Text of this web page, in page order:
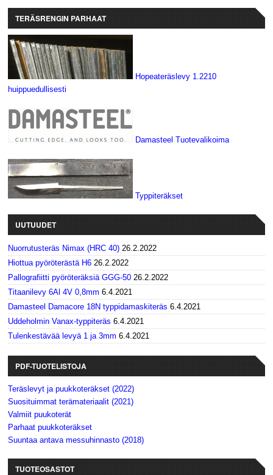
TERÄSRENGIN PARHAAT
Hopeateräslevy 1.2210
huippuedullisesti
Damasteel Tuotevalikoima
Typpiteräkset
UUTUUDET
Nuorrutusteräs Nimax (HRC 40) 26.2.2022
Hiottua pyöröterästä H6 26.2.2022
Pallografiitti pyöröteräksiä GGG-50 26.2.2022
Titaanilevy 6Al 4V 0,8mm 6.4.2021
Damasteel Damacore 18N typpidamaskiteräs 6.4.2021
Uddeholmin Vanax-typpiteräs 6.4.2021
Tulenkestävää levyä 1 ja 3mm 6.4.2021
PDF-TUOTELISTOJA
Teräslevyt ja puukkoteräkset (2022)
Suosituimmat terämateriaalit (2021)
Valmiit puukoterät
Parhaat puukkoteräkset
Suuntaa antava messuhinnasto (2018)
TUOTEOSASTOT